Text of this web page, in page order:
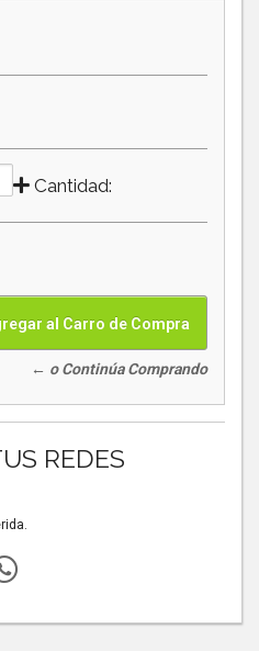
Cantidad:
← o Continúa Comprando
REDES